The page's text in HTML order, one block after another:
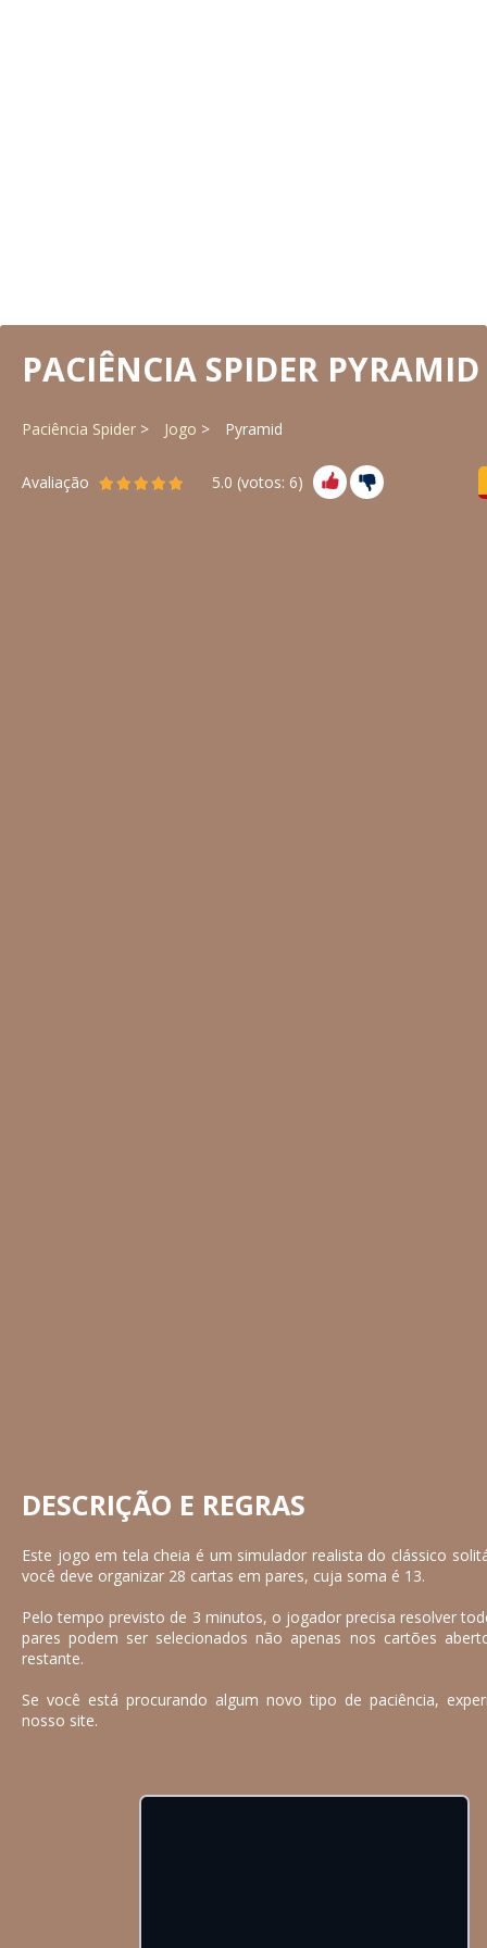
PACIÊNCIA SPIDER PYRAMID
Paciência Spider Jogo Pyramid
Avaliação 5.0 (votos: 6)
DESCRIÇÃO E REGRAS
Este jogo em tela cheia é um simulador realista do clássico
você deve organizar 28 cartas em pares, cuja soma é 13.
Pelo tempo previsto de 3 minutos, o jogador precisa resolver
pares podem ser selecionados não apenas nos cartões
restante.
Se você está procurando algum novo tipo de paciência,
nosso site.